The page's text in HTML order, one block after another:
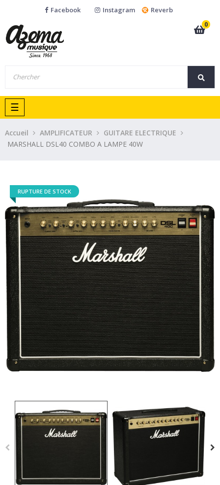
Facebook Instagram
Reverb
0
Basculer
la
navigation
☰
Accueil AMPLIFICATEUR
GUITARE ELECTRIQUE
MARSHALL DSL40 COMBO A LAMPE 40W
RUPTURE DE STOCK